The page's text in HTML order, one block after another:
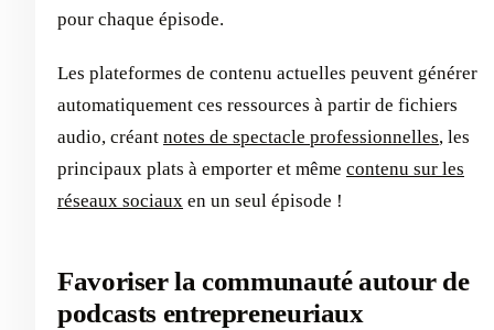
pour chaque épisode.
Les plateformes de contenu actuelles peuvent générer
automatiquement ces ressources à partir de fichiers
audio, créant notes de spectacle professionnelles, les
principaux plats à emporter et même contenu sur les
réseaux sociaux en un seul épisode !
Favoriser la communauté autour de
podcasts entrepreneuriaux